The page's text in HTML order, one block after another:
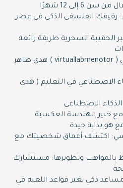
6 إلى 12 شهرًا
رفيقك الفلسفي الذكي في عصر
الحقيبة السحرية طريقة رائعة
أهمية المساعد الذكي ( virtuallabmenotor ) هدى طاهر
الاصطناعي في التعليم ( هدى
الاصطناعي
مع خبير الهندسة العكسية
هو بداية جيدة
اكتشف أعماق شخصيتك مع
بالمواهب وتطويرها: مستشارك
ذكي يغير قواعد اللعبة في